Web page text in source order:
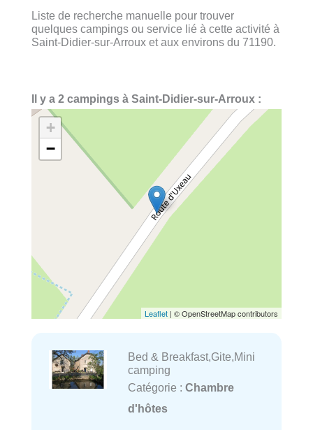
Liste de recherche manuelle pour trouver
quelques campings ou service lié à cette activité à
Saint-Didier-sur-Arroux et aux environs du 71190.
Il y a 2 campings à Saint-Didier-sur-Arroux :
+
−
Leaflet | © OpenStreetMap contributors
Bed & Breakfast,Gite,Mini
camping
Catégorie : Chambre
d'hôtes